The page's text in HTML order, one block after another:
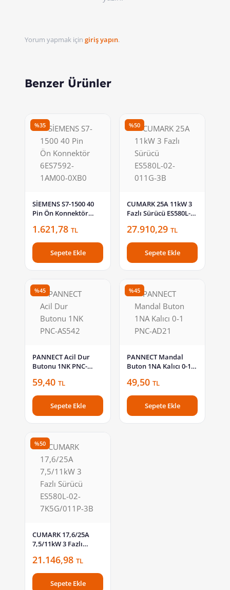
Yorum yapmak için giriş yapın.
Benzer Ürünler
%35
SİEMENS S7-1500 40
Pin Ön Konnektör
1.621,78 TL
Sepete Ekle
%50
CUMARK 25A 11kW 3
Fazlı Sürücü ES580L-
27.910,29 TL
Sepete Ekle
%45
PANNECT Acil Dur
Butonu 1NK PNC-
59,40 TL
Sepete Ekle
%45
PANNECT Mandal
Buton 1NA Kalıcı 0-1
49,50 TL
Sepete Ekle
%50
CUMARK 17,6/25A
7,5/11kW 3 Fazlı
7K5G/011P-3B
21.146,98 TL
Sepete Ekle